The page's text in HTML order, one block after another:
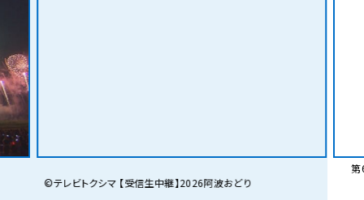
©テレビトクシマ 【受信生中継】2026阿波おどり
第